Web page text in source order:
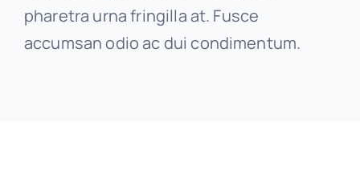
pharetra urna fringilla at. Fusce
accumsan odio ac dui condimentum.